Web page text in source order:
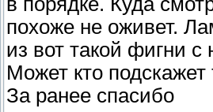
похоже не оживет.
из вот такой фигни
Может кто подскажет
За ранее спасибо